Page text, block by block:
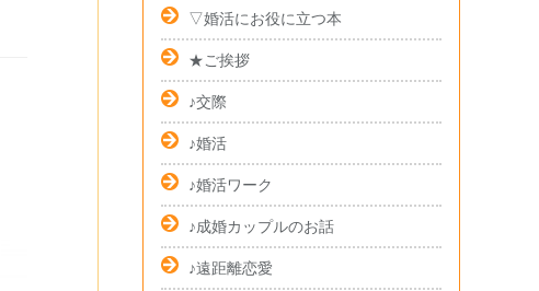
▽婚活にお役に立つ本
★ご挨拶
♪交際
♪婚活
♪婚活ワーク
♪成婚カップルのお話
♪遠距離恋愛